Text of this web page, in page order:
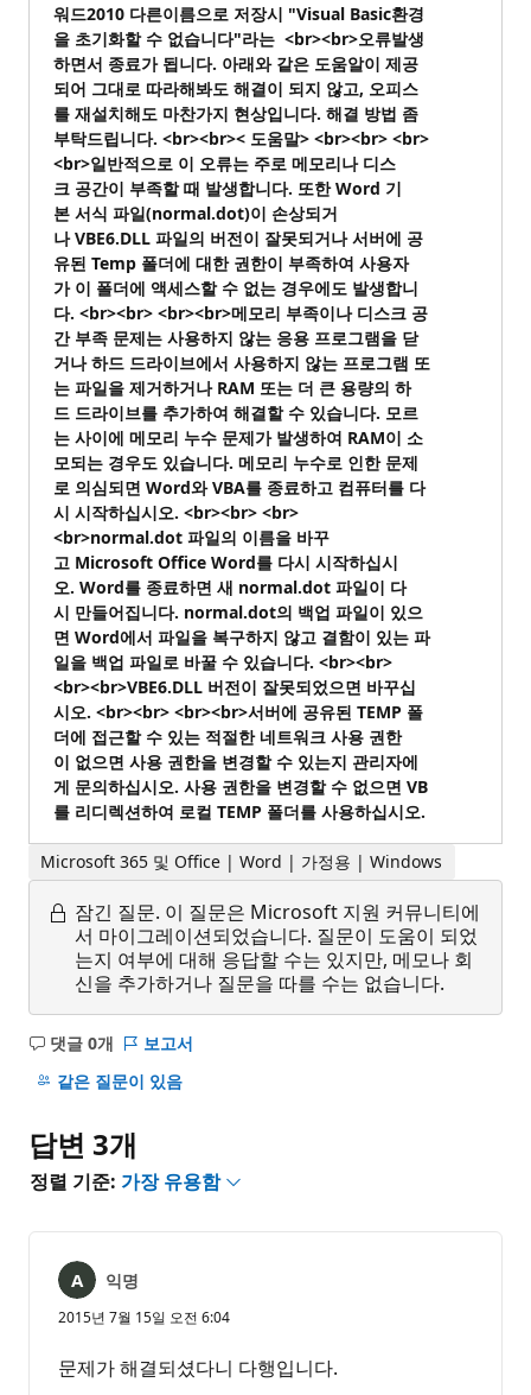
워드2010 다른이름으로 저장시 "Visual Basic환경
을 초기화할 수 없습니다"라는 <br><br>오류발생
하면서 종료가 됩니다. 아래와 같은 도움알이 제공
되어 그대로 따라해봐도 해결이 되지 않고, 오피스
를 재설치해도 마찬가지 현상입니다. 해결 방법 좀
부탁드립니다. <br><br>< 도움말> <br><br> <br>
<br>일반적으로 이 오류는 주로 메모리나 디스
크 공간이 부족할 때 발생합니다. 또한 Word 기
본 서식 파일(normal.dot)이 손상되거
나 VBE6.DLL 파일의 버전이 잘못되거나 서버에 공
유된 Temp 폴더에 대한 권한이 부족하여 사용자
가 이 폴더에 액세스할 수 없는 경우에도 발생합니
다. <br><br> <br><br>메모리 부족이나 디스크 공
간 부족 문제는 사용하지 않는 응용 프로그램을 닫
거나 하드 드라이브에서 사용하지 않는 프로그램 또
는 파일을 제거하거나 RAM 또는 더 큰 용량의 하
드 드라이브를 추가하여 해결할 수 있습니다. 모르
는 사이에 메모리 누수 문제가 발생하여 RAM이 소
모되는 경우도 있습니다. 메모리 누수로 인한 문제
로 의심되면 Word와 VBA를 종료하고 컴퓨터를 다
시 시작하십시오. <br><br> <br>
<br>normal.dot 파일의 이름을 바꾸
고 Microsoft Office Word를 다시 시작하십시
오. Word를 종료하면 새 normal.dot 파일이 다
시 만들어집니다. normal.dot의 백업 파일이 있으
면 Word에서 파일을 복구하지 않고 결함이 있는 파
일을 백업 파일로 바꿀 수 있습니다. <br><br>
<br><br>VBE6.DLL 버전이 잘못되었으면 바꾸십
시오. <br><br> <br><br>서버에 공유된 TEMP 폴
더에 접근할 수 있는 적절한 네트워크 사용 권한
이 없으면 사용 권한을 변경할 수 있는지 관리자에
게 문의하십시오. 사용 권한을 변경할 수 없으면 VB
를 리디렉션하여 로컬 TEMP 폴더를 사용하십시오.
Microsoft 365 및 Office | Word | 가정용 | Windows
잠긴 질문. 이 질문은 Microsoft 지원 커뮤니티에
서 마이그레이션되었습니다. 질문이 도움이 되었
는지 여부에 대해 응답할 수는 있지만, 메모나 회
신을 추가하거나 질문을 따를 수는 없습니다.
댓글 0개
설
명
음
보고서
같은 질문이 있음
답변 3개
정렬 기준: 가장 유용함
익명
2015년 7월 15일 오전 6:04
문제가 해결되셨다니 다행입니다.